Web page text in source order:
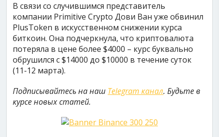
В связи со случившимся представитель
компании Primitive Crypto Дови Ван уже обвинил
PlusToken в искусственном снижении курса
биткоин. Она подчеркнула, что криптовалюта
потеряла в цене более $4000 – курс буквально
обрушился с $14000 до $10000 в течение суток
(11-12 марта).
Подписывайтесь на наш Telegram канал. Будьте в
курсе новых статей.